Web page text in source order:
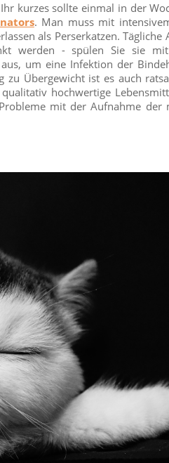
kurzes sollte einmal in der
. Man muss mit
als Perserkatzen.
werden - spülen Sie sie
um eine Infektion der
zu Übergewicht ist es auch
hochwertige
mit der Aufnahme der